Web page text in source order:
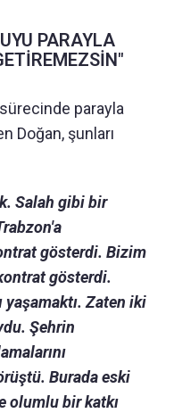
PARAYLA
parayla
Doğan, şunları
Salah gibi bir
gösterdi. Bizim
gösterdi.
Zaten iki
Şehrin
Burada eski
olumlu bir katkı